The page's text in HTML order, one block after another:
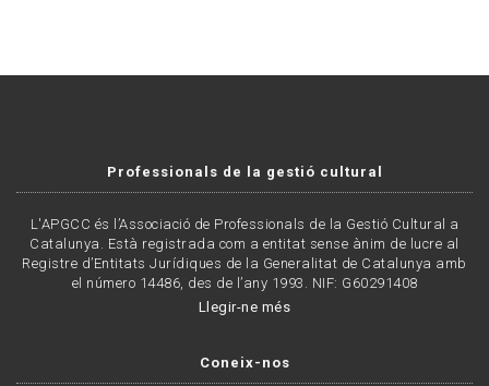
Professionals de la gestió cultural
L'APGCC és l’Associació de Professionals de la Gestió Cultural a
Catalunya. Està registrada com a entitat sense ànim de lucre al
Registre d’Entitats Jurídiques de la Generalitat de Catalunya amb
el número 14486, des de l’any 1993. NIF: G60291408
Llegir-ne més
Coneix-nos